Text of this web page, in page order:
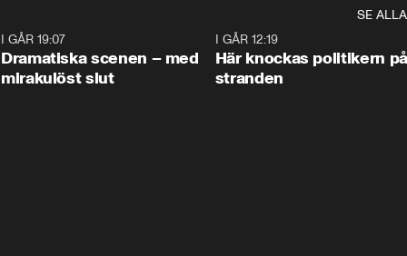
SE ALLA
I GÅR 19:07
Dramatiska scenen – med
mirakulöst slut
I GÅR 12:19
Här knockas politikern på
stranden